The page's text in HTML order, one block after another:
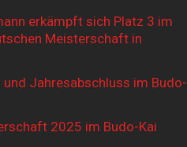
erkämpft sich Platz 3 im
Meisterschaft in
Jahresabschluss im Budo-
2025 im Budo-Kai